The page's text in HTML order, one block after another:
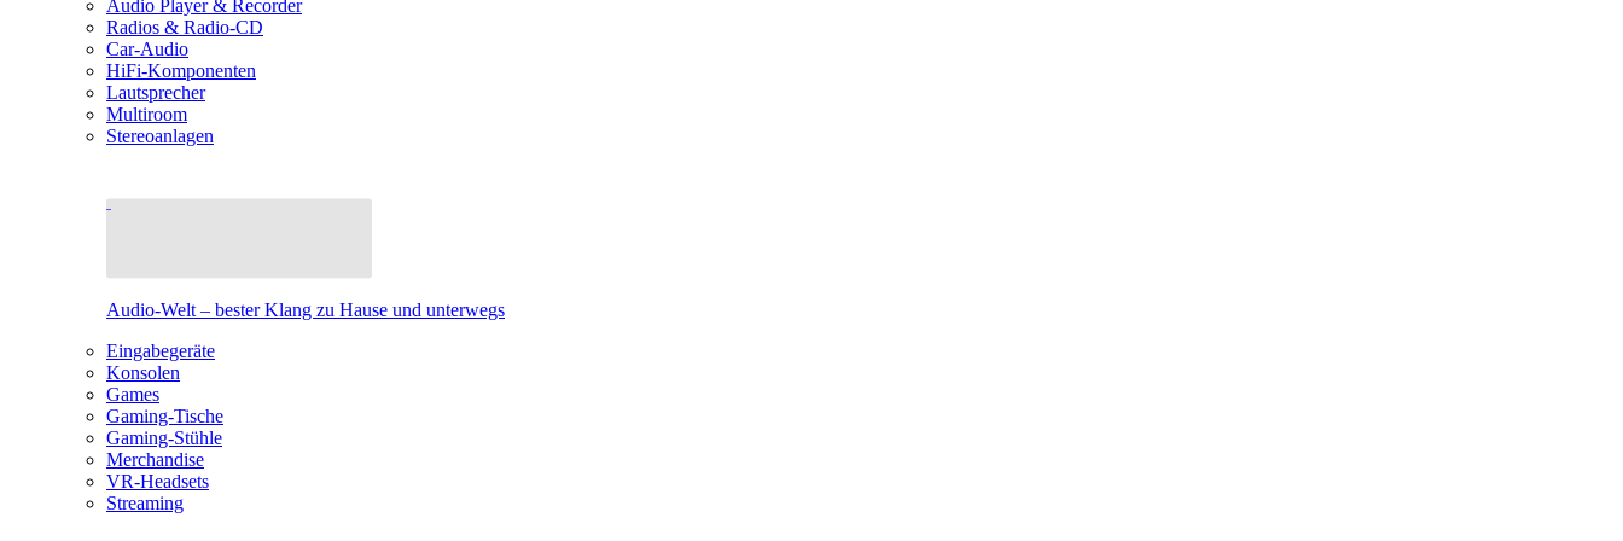
Audio Player & Recorder
Radios & Radio-CD
Car-Audio
HiFi-Komponenten
Lautsprecher
Multiroom
Stereoanlagen
Audio-Welt – bester Klang zu Hause und unterwegs
Eingabegeräte
Konsolen
Games
Gaming-Tische
Gaming-Stühle
Merchandise
VR-Headsets
Streaming